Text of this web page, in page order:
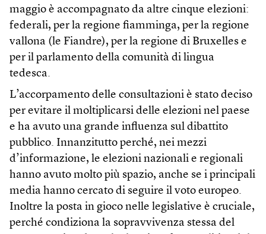
maggio è accompagnato da altre cinque elezioni:
federali, per la regione fiamminga, per la regione
vallona (le Fiandre), per la regione di Bruxelles e
per il parlamento della comunità di lingua
tedesca.
L’accorpamento delle consultazioni è stato deciso
per evitare il moltiplicarsi delle elezioni nel paese
e ha avuto una grande influenza sul dibattito
pubblico. Innanzitutto perché, nei mezzi
d’informazione, le elezioni nazionali e regionali
hanno avuto molto più spazio, anche se i principali
media hanno cercato di seguire il voto europeo.
Inoltre la posta in gioco nelle legislative è cruciale,
perché condiziona la sopravvivenza stessa del